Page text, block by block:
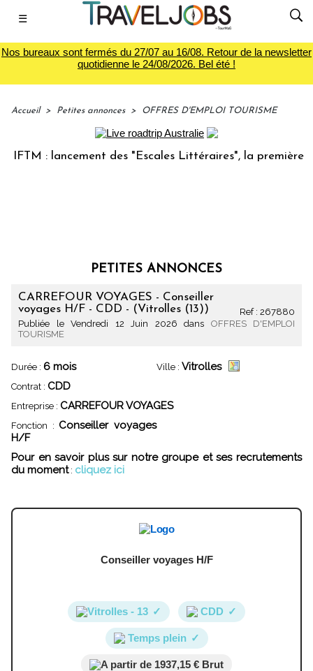
☰
Nos bureaux sont fermés du 27/07 au 16/08. Retour de la newsletter
quotidienne le 24/08/2026. Bel été !
Accueil > Petites annonces > OFFRES D'EMPLOI TOURISME
: lancement des "Escales Littéraires", la première
PETITES ANNONCES
Ref : 267880
CARREFOUR VOYAGES - Conseiller
voyages H/F - CDD - (Vitrolles (13))
Publiée le Vendredi 12 Juin 2026 dans OFFRES D'EMPLOI
TOURISME
Durée : 6 mois Ville : Vitrolles
Contrat : CDD
Entreprise : CARREFOUR VOYAGES
Fonction : Conseiller voyages
H/F
Pour en savoir plus sur notre groupe et ses recrutements
du moment: cliquez ici
Conseiller voyages H/F
Vitrolles - 13 ✓ CDD ✓
Temps plein ✓
A partir de 1937,15 € Brut